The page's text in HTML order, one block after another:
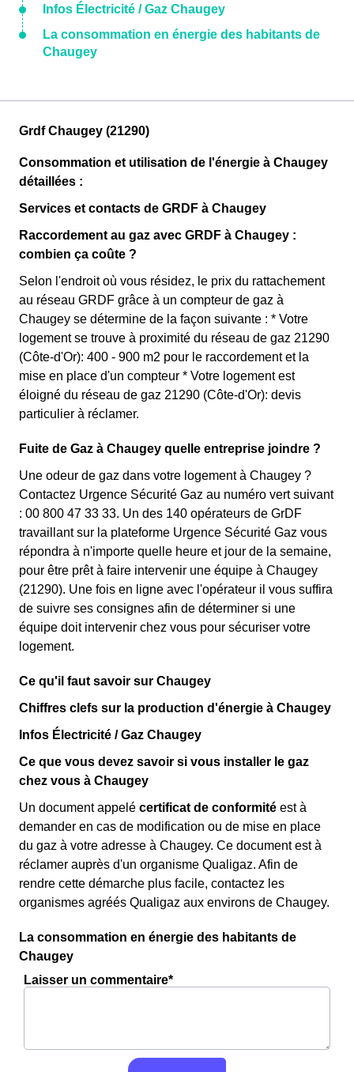
Infos Électricité / Gaz Chaugey
La consommation en énergie des habitants de
Chaugey
Grdf Chaugey (21290)
Consommation et utilisation de l'énergie à Chaugey
détaillées :
Services et contacts de GRDF à Chaugey
Raccordement au gaz avec GRDF à Chaugey :
combien ça coûte ?
Selon l'endroit où vous résidez, le prix du rattachement
au réseau GRDF grâce à un compteur de gaz à
Chaugey se détermine de la façon suivante : * Votre
logement se trouve à proximité du réseau de gaz 21290
(Côte-d'Or): 400 - 900 m2 pour le raccordement et la
mise en place d'un compteur * Votre logement est
éloigné du réseau de gaz 21290 (Côte-d'Or): devis
particulier à réclamer.
Fuite de Gaz à Chaugey quelle entreprise joindre ?
Une odeur de gaz dans votre logement à Chaugey ?
Contactez Urgence Sécurité Gaz au numéro vert suivant
: 00 800 47 33 33. Un des 140 opérateurs de GrDF
travaillant sur la plateforme Urgence Sécurité Gaz vous
répondra à n'importe quelle heure et jour de la semaine,
pour être prêt à faire intervenir une équipe à Chaugey
(21290). Une fois en ligne avec l'opérateur il vous suffira
de suivre ses consignes afin de déterminer si une
équipe doit intervenir chez vous pour sécuriser votre
logement.
Ce qu'il faut savoir sur Chaugey
Chiffres clefs sur la production d'énergie à Chaugey
Infos Électricité / Gaz Chaugey
Ce que vous devez savoir si vous installer le gaz
chez vous à Chaugey
Un document appelé certificat de conformité est à
demander en cas de modification ou de mise en place
du gaz à votre adresse à Chaugey. Ce document est à
réclamer auprès d'un organisme Qualigaz. Afin de
rendre cette démarche plus facile, contactez les
organismes agréés Qualigaz aux environs de Chaugey.
La consommation en énergie des habitants de
Chaugey
Laisser un commentaire*